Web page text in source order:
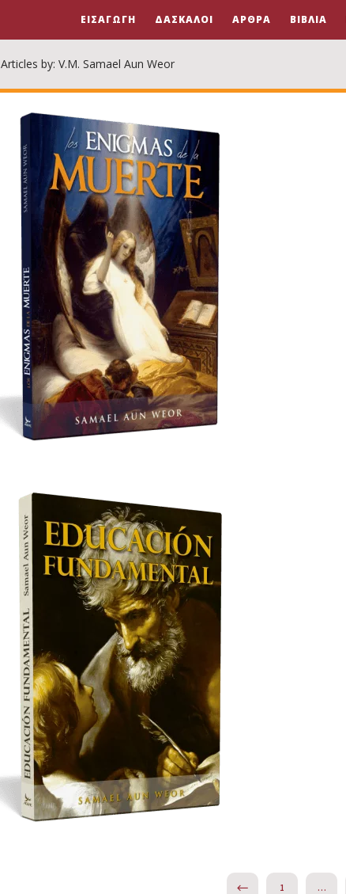
ΕΙΣΑΓΩΓΉ ΔΆΣΚΑΛΟΙ ΆΡΘΡΑ ΒΙΒΛΊΑ
Articles by: V.M. Samael Aun Weor
PREVIOUS1 …